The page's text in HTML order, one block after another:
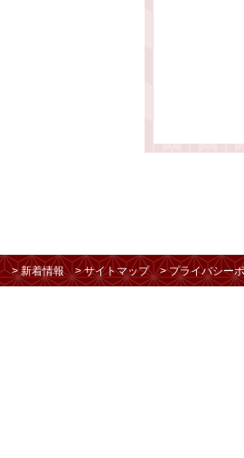
> 新着情報 > サイトマップ > プライバシー